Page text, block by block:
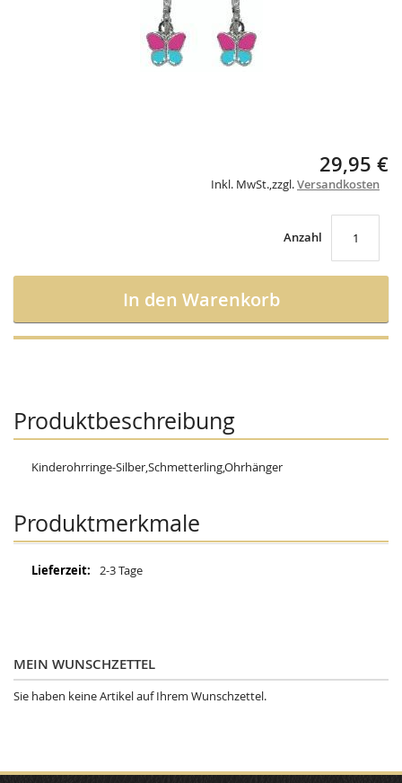
29,95 €
Inkl. MwSt.,zzgl.Versandkosten
Anzahl
In den Warenkorb
Produktbeschreibung
Kinderohrringe-Silber,Schmetterling,Ohrhänger
Produktmerkmale
Mehr
2-3 Tage
MEIN WUNSCHZETTEL
Sie haben keine Artikel auf Ihrem Wunschzettel.